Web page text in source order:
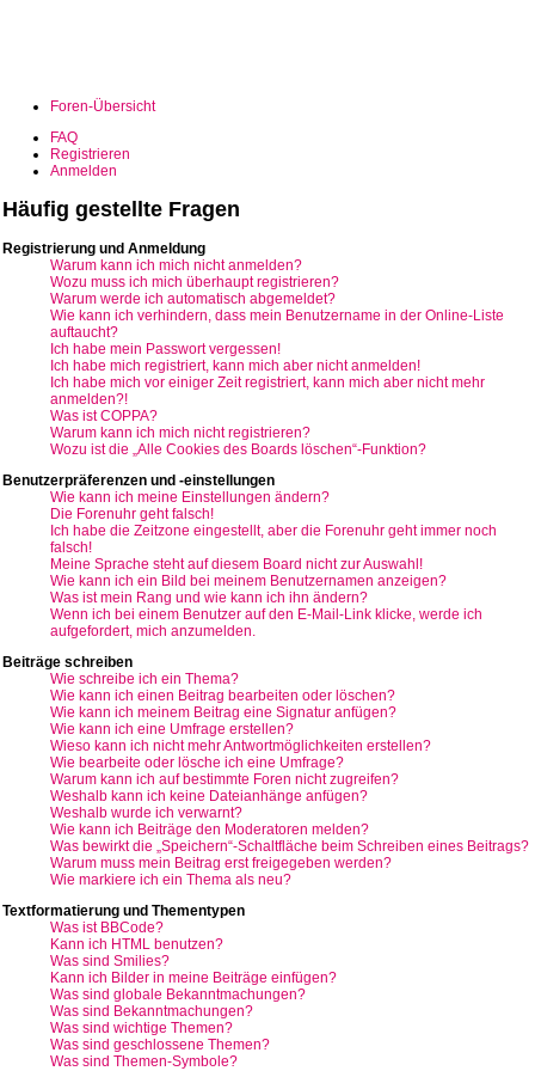
Foren-Übersicht
FAQ
Registrieren
Anmelden
Häufig gestellte Fragen
Registrierung und Anmeldung
Warum kann ich mich nicht anmelden?
Wozu muss ich mich überhaupt registrieren?
Warum werde ich automatisch abgemeldet?
Wie kann ich verhindern, dass mein Benutzername in der Online-Liste
auftaucht?
Ich habe mein Passwort vergessen!
Ich habe mich registriert, kann mich aber nicht anmelden!
Ich habe mich vor einiger Zeit registriert, kann mich aber nicht mehr
anmelden?!
Was ist COPPA?
Warum kann ich mich nicht registrieren?
Wozu ist die „Alle Cookies des Boards löschen“-Funktion?
Benutzerpräferenzen und -einstellungen
Wie kann ich meine Einstellungen ändern?
Die Forenuhr geht falsch!
Ich habe die Zeitzone eingestellt, aber die Forenuhr geht immer noch
falsch!
Meine Sprache steht auf diesem Board nicht zur Auswahl!
Wie kann ich ein Bild bei meinem Benutzernamen anzeigen?
Was ist mein Rang und wie kann ich ihn ändern?
Wenn ich bei einem Benutzer auf den E-Mail-Link klicke, werde ich
aufgefordert, mich anzumelden.
Beiträge schreiben
Wie schreibe ich ein Thema?
Wie kann ich einen Beitrag bearbeiten oder löschen?
Wie kann ich meinem Beitrag eine Signatur anfügen?
Wie kann ich eine Umfrage erstellen?
Wieso kann ich nicht mehr Antwortmöglichkeiten erstellen?
Wie bearbeite oder lösche ich eine Umfrage?
Warum kann ich auf bestimmte Foren nicht zugreifen?
Weshalb kann ich keine Dateianhänge anfügen?
Weshalb wurde ich verwarnt?
Wie kann ich Beiträge den Moderatoren melden?
Was bewirkt die „Speichern“-Schaltfläche beim Schreiben eines Beitrags?
Warum muss mein Beitrag erst freigegeben werden?
Wie markiere ich ein Thema als neu?
Textformatierung und Thementypen
Was ist BBCode?
Kann ich HTML benutzen?
Was sind Smilies?
Kann ich Bilder in meine Beiträge einfügen?
Was sind globale Bekanntmachungen?
Was sind Bekanntmachungen?
Was sind wichtige Themen?
Was sind geschlossene Themen?
Was sind Themen-Symbole?